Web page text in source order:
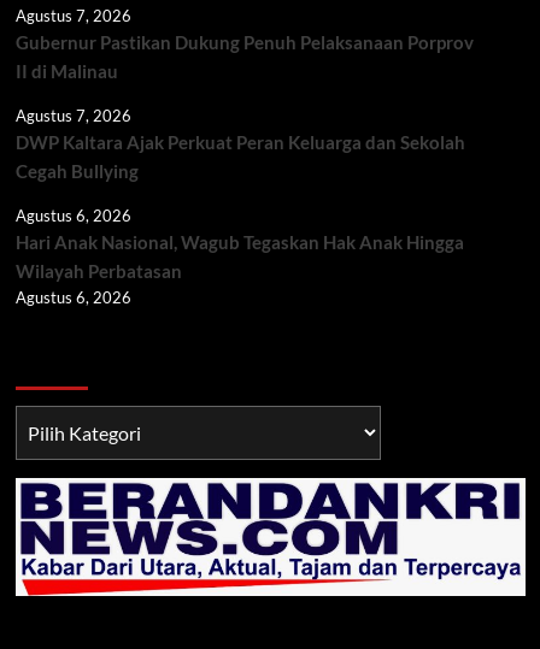
Agustus 7, 2026
Gubernur Pastikan Dukung Penuh Pelaksanaan Porprov
II di Malinau
Agustus 7, 2026
DWP Kaltara Ajak Perkuat Peran Keluarga dan Sekolah
Cegah Bullying
Agustus 6, 2026
Hari Anak Nasional, Wagub Tegaskan Hak Anak Hingga
Wilayah Perbatasan
Agustus 6, 2026
TNI/POLRI